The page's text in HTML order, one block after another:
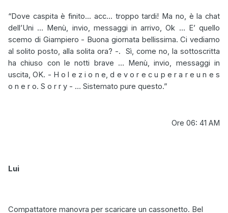
“Dove caspita è finito... acc... troppo tardi! Ma no, è la chat
dell’Uni … Menù, invio, messaggi in arrivo, Ok … E’ quello
scemo di Giampiero - Buona giornata bellissima. Ci vediamo
al solito posto, alla solita ora? -.
Sì, come no, la sottoscritta
ha chiuso con le notti brave … Menù, invio, messaggi in
uscita, OK. - H o l e z i o n e, d e v o r e c u p e r a r e u n e s
o n e r o. S o r r y - … Sistemato pure questo.”
Ore 06: 41 AM
Lui
Compattatore manovra per scaricare un cassonetto. Bel